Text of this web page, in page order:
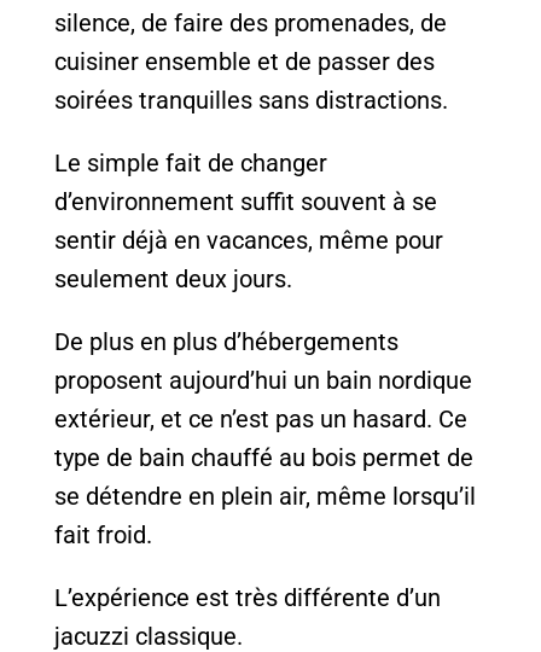
silence, de faire des promenades, de
cuisiner ensemble et de passer des
soirées tranquilles sans distractions.
Le simple fait de changer
d’environnement suffit souvent à se
sentir déjà en vacances, même pour
seulement deux jours.
De plus en plus d’hébergements
proposent aujourd’hui un bain nordique
extérieur, et ce n’est pas un hasard. Ce
type de bain chauffé au bois permet de
se détendre en plein air, même lorsqu’il
fait froid.
L’expérience est très différente d’un
jacuzzi classique.